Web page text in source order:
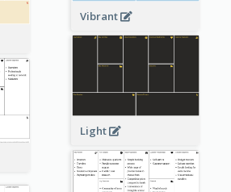
Vibrant
Light